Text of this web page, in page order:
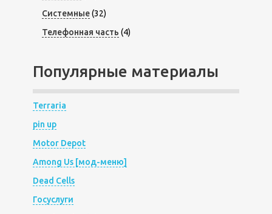
Системные(32)
Телефонная часть (4)
Популярные материалы
Terraria
pin up
Motor Depot
Among Us [мод-меню]
Dead Cells
Госуслуги